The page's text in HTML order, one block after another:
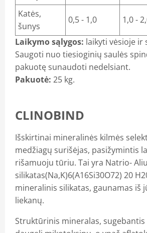
Katės,
šunys
0,5 - 1,0
1,0 -
Laikymo sąlygos: laikyti vėsioje ir
Saugoti nuo tiesioginių saulės
pakuotę sunaudoti nedelsiant.
Pakuotė: 25 kg.
CLINOBIND
Išskirtinai mineralinės kilmės
medžiagų surišėjas, pasižymintis
rišamuoju tūriu. Tai yra Natrio-
silikatas(Na,K)6(A16Si30O72) 20
mineralinis silikatas, gaunamas iš
liekanų.
Struktūrinis mineralas,